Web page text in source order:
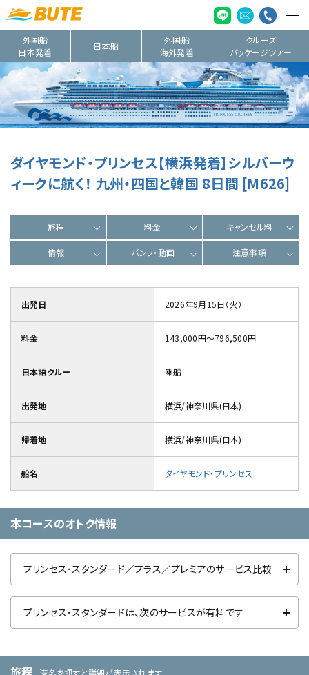
外国船
日本発着
日本船
外国船
海外発着
クルーズ
パッケージツアー
ダイヤモンド・プリンセス【横浜発着】シルバーウ
ィークに航く！ 九州・四国と韓国 8日間 [M626]
旅程 料金 キャンセル料
情報 パンフ・動画 注意事項
出発日 2026年9月15日（火）
料金 143,000円～796,500円
日本語クルー 乗船
出発地 横浜/神奈川県(日本)
帰着地 横浜/神奈川県(日本)
船名 ダイヤモンド・プリンセス
本コースのオトク情報
プリンセス･スタンダード／プラス／プレミアのサービス比較
プリンセス･スタンダードは、次のサービスが有料です
旅程 港名を押すと詳細が表示されます